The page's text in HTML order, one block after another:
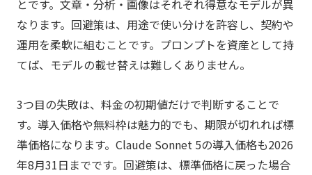
とです。文章・分析・画像はそれぞれ得意なモデルが異
なります。回避策は、用途で使い分けを許容し、契約や
運用を柔軟に組むことです。プロンプトを資産として持
てば、モデルの載せ替えは難しくありません。
3つ目の失敗は、料金の初期値だけで判断することで
す。導入価格や無料枠は魅力的でも、期限が切れれば標
準価格になります。Claude Sonnet 5の導入価格も2026
年8月31日までです。回避策は、標準価格に戻った場合